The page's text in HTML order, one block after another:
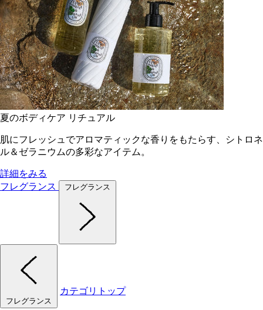
夏のボディケア リチュアル
肌にフレッシュでアロマティックな香りをもたらす、シトロネ
ル＆ゼラニウムの多彩なアイテム。
詳細をみる
フレグランス
フレグランス
フレグランス
カテゴリトップ